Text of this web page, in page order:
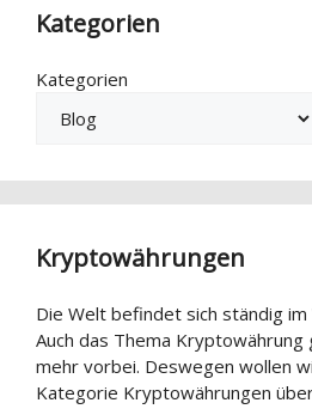
Kategorien
Kategorien
Kryptowährungen
Die Welt befindet sich ständig
Auch das Thema Kryptowährung
mehr vorbei. Deswegen wollen
Kategorie Kryptowährungen